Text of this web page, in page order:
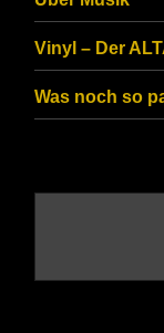
Vinyl – Der
Was noch so